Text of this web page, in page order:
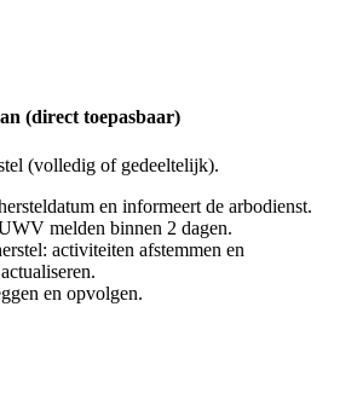
(direct toepasbaar)
(volledig of gedeeltelijk).
en informeert de arbodienst.
melden binnen 2 dagen.
activiteiten afstemmen en
en opvolgen.